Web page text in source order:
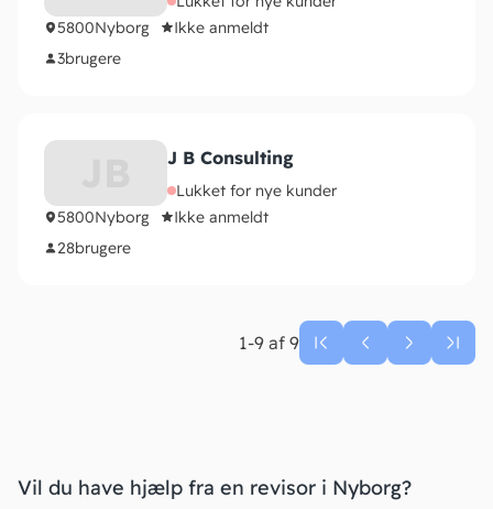
5800Nyborg
Ikke anmeldt
3brugere
J B Consulting
Lukket for nye kunder
5800Nyborg
Ikke anmeldt
28brugere
1-9 af 9
Vil du have hjælp fra en revisor i Nyborg?